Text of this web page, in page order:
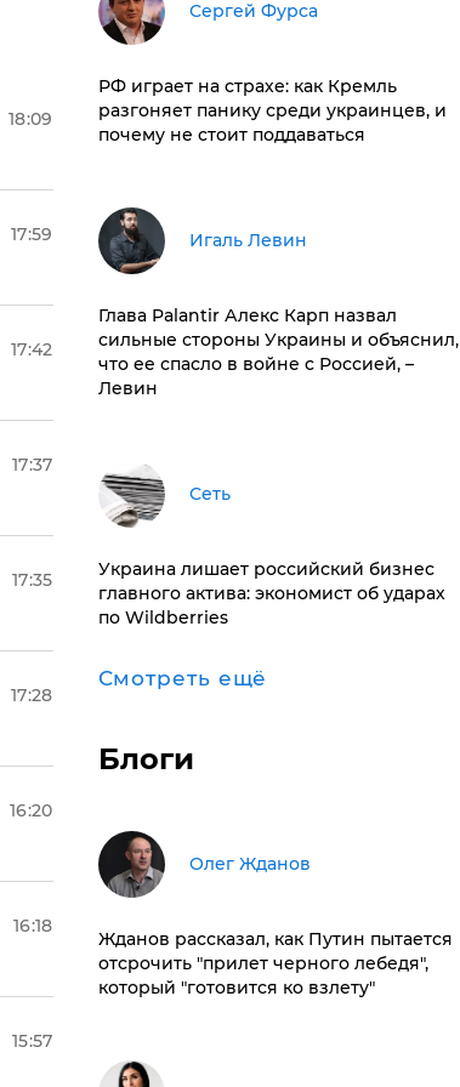
18:09
17:59
17:42
17:37
17:35
17:28
16:20
16:18
15:57
Сергей Фурса
РФ играет на страхе: как Кремль
разгоняет панику среди украинцев, и
почему не стоит поддаваться
Игаль Левин
Глава Palantir Алекс Карп назвал
сильные стороны Украины и объяснил,
что ее спасло в войне с Россией, –
Левин
Сеть
​Украина лишает российский бизнес
главного актива: экономист об ударах
по Wildberries
Смотреть ещё
Блоги
Олег Жданов
Жданов рассказал, как Путин пытается
отсрочить "прилет черного лебедя",
который "готовится ко взлету"